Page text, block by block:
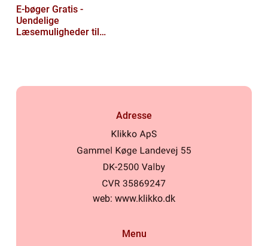
E-bøger Gratis -
Uendelige
Læsemuligheder til
Adresse
web: www.klikko.dk
Menu